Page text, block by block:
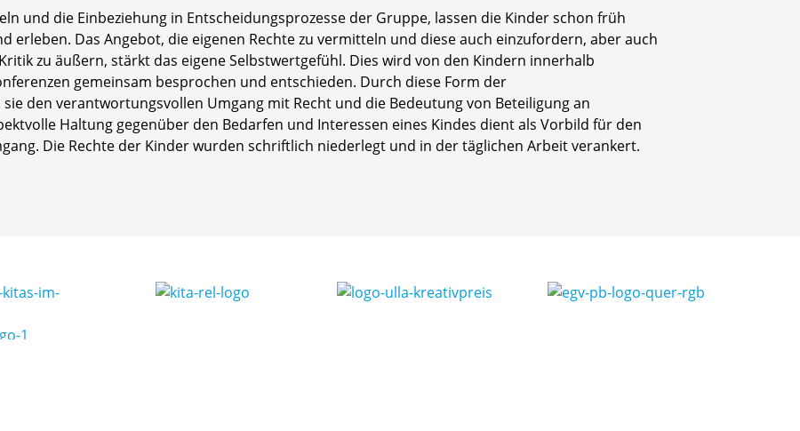
und die Einbeziehung in Entscheidungsprozesse der Gruppe, lassen die Kinder schon früh
erleben. Das Angebot, die eigenen Rechte zu vermitteln und diese auch einzufordern, aber auch
zu äußern, stärkt das eigene Selbstwertgefühl. Dies wird von den Kindern innerhalb
gemeinsam besprochen und entschieden. Durch diese Form der
den verantwortungsvollen Umgang mit Recht und die Bedeutung von Beteiligung an
Haltung gegenüber den Bedarfen und Interessen eines Kindes dient als Vorbild für den
Die Rechte der Kinder wurden schriftlich niederlegt und in der täglichen Arbeit verankert.